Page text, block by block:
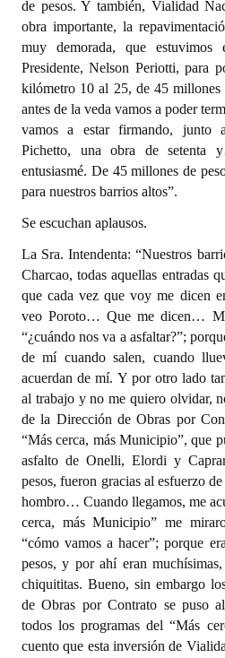
de pesos. Y también, Vialidad
obra importante, la
muy demorada, que
Presidente, Nelson Periotti, para
kilómetro 10 al 25, de 45 millones
antes de la veda vamos a poder
vamos a estar firmando, junto
Pichetto, una obra de
entusiasmé. De 45 millones de
para nuestros barrios altos”.
Se escuchan aplausos.
La Sra. Intendenta: “Nuestros
Charcao, todas aquellas entradas
que cada vez que voy me dicen
veo Poroto… Que me dicen…
“¿cuándo nos va a asfaltar?”;
de mí cuando salen, cuando
acuerdan de mí. Y por otro lado
al trabajo y no me quiero olvidar,
de la Dirección de Obras por
“Más cerca, más Municipio”, que
asfalto de Onelli, Elordi y
pesos, fueron gracias al esfuerzo
hombro… Cuando llegamos, me
cerca, más Municipio” me
“cómo vamos a hacer”; porque
pesos, y por ahí eran
chiquititas. Bueno, sin embargo
de Obras por Contrato se puso
todos los programas del “Más
cuento que esta inversión de